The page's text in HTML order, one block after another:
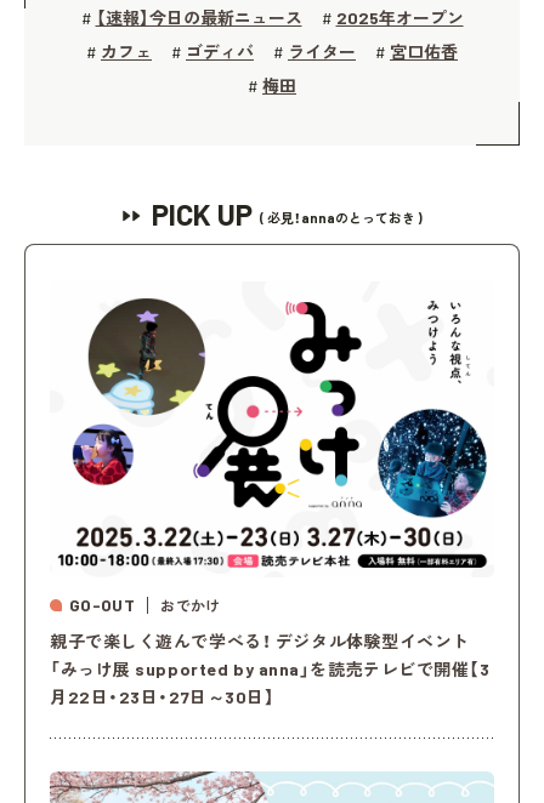
# 【速報】今日の最新ニュース # 2025年オープン
# カフェ # ゴディバ # ライター # 宮口佑香
# 梅田
PICK UP ( 必見！annaのとっておき )
GO-OUT おでかけ
親子で楽しく遊んで学べる！ デジタル体験型イベント
「みっけ展 supported by anna」を読売テレビで開催【3
月22日・23日・27日～30日】